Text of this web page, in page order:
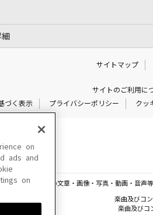
細
サイトマップ
サイトのご利用に
づく表示
プライバシーポリシー クッ
載されている一切の文章・画像・写真・動画・音声
楽曲及びコ
楽曲及びコ
on
ads and
on